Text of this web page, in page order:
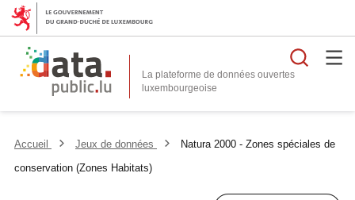
La plateforme de données ouvertes
Accueil Jeux de données
Natura 2000 - Zones spéciales de
conservation (Zones Habitats)